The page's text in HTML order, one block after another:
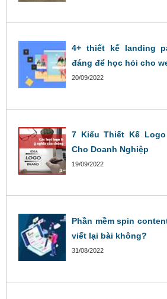
4+ thiết kế landing
đáng để học hỏi cho
20/09/2022
7 Kiểu Thiết Kế
Cho Doanh Nghiệp
19/09/2022
Phần mềm spin
viết lại bài không?
31/08/2022